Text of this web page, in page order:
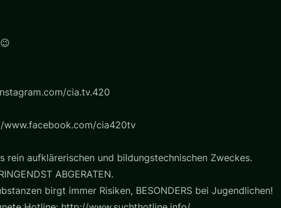
cia.tv.420
www.facebook.com/cia420tv
rein aufklärerischen und bildungstechnischen Zweckes.
ABGERATEN.
birgt immer Risiken, BESONDERS bei Jugendlichen!